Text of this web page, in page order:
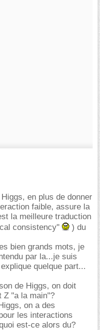
en plus de donner
faible, assure la
la meilleure traduction
consistency"
) du
bien grands mots, je
par la...je suis
quelque part...
de Higgs, on doit
Z "a la main"?
on a des
les interactions
est-ce alors du?